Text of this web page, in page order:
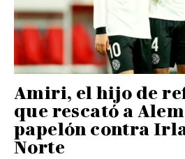
Amiri, el hijo de
que rescató a
papelón contra
Norte